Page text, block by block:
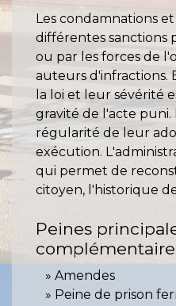
Les condamnations
différentes sanctions
ou par les forces de
auteurs d'infractions.
la loi et leur sévérité
gravité de l'acte
régularité de leur
exécution.
qui permet de
citoyen, l'historique
Peines
Amendes
Peine de prison